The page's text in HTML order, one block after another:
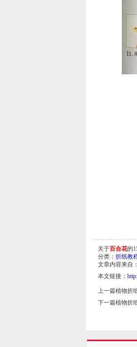
关于百合花的
分类： 折纸教
文章内容来自
本文链接：
上一篇植物折
下一篇植物折